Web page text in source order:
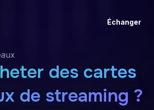
Échanger
des cartes
de streaming ?